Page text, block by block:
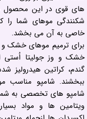
شکنندگی موهای شما را
خاصی به آن می بخشد.
خشک و وز جولیتا اُستی
گندم، کراتین هیدرولیز
ببخشند. شامپو مناسب
شامپو های تخصصی به
ویتامین ها و مواد